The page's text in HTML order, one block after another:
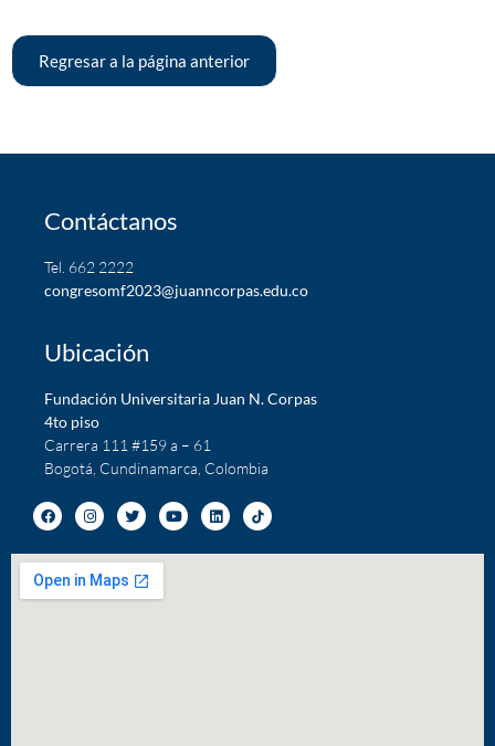
Regresar a la página anterior
Contáctanos
Tel. 662 2222
congresomf2023@juanncorpas.edu.co
Ubicación
Fundación Universitaria Juan N. Corpas
4to piso
Carrera 111 #159 a – 61
Bogotá, Cundinamarca, Colombia